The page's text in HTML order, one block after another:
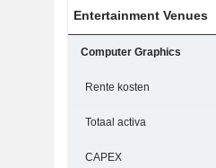
Entertainment Venues
Computer Graphics
Rente kosten
Totaal activa
CAPEX